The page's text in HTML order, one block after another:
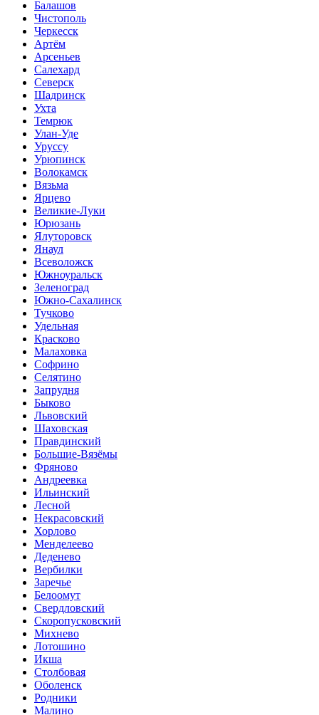
Балашов
Чистополь
Черкесск
Артём
Арсеньев
Салехард
Северск
Шадринск
Ухта
Темрюк
Улан-Уде
Уруссу
Урюпинск
Волокамск
Вязьма
Ярцево
Великие-Луки
Юрюзань
Ялуторовск
Янаул
Всеволожск
Южноуральск
Зеленоград
Южно-Сахалинск
Тучково
Удельная
Красково
Малаховка
Софрино
Селятино
Запрудня
Быково
Львовский
Шаховская
Правдинский
Большие-Вязёмы
Фряново
Андреевка
Ильинский
Лесной
Некрасовский
Хорлово
Менделеево
Деденево
Вербилки
Заречье
Белоомут
Свердловский
Скоропусковский
Михнево
Лотошино
Икша
Столбовая
Оболенск
Родники
Малино